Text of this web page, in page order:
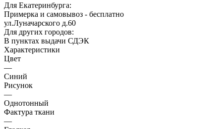
Для Екатеринбурга:
Примерка и самовывоз - бесплатно
ул.Луначарского д.60
Для других городов:
В пунктах выдачи СДЭК
Характеристики
Цвет
—
Синий
Рисунок
—
Однотонный
Фактура ткани
—